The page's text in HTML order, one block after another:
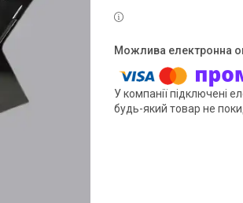
У компанії підключені
будь-який товар не